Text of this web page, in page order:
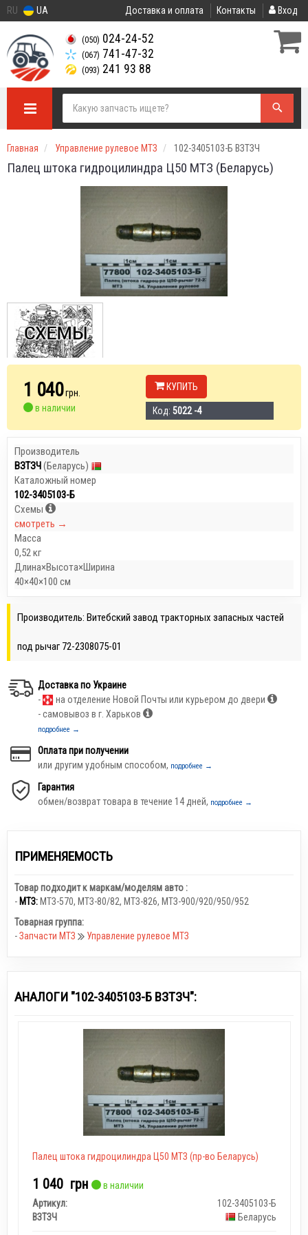
RU UA Доставка и оплата Контакты Вход
(050) 024-24-52
(067) 741-47-32
(093) 241 93 88
Главная Управление рулевое МТЗ 102-3405103-Б ВЗТЗЧ
Палец штока гидроцилиндра Ц50 МТЗ (Беларусь)
1 040грн.
в наличии
КУПИТЬ
Код: 5022 -4
Производитель
ВЗТЗЧ(Беларусь)
Каталожный номер
102-3405103-Б
Схемы
смотреть →
Масса
0,52 кг
Длина×Высота×Ширина
40×40×100 см
Производитель: Витебский завод тракторных запасных частей
под рычаг 72-2308075-01
Доставка по Украине
-
на отделение Новой Почты или курьером до двери
- самовывоз в г. Харьков
подробнее →
Оплата при получении
или другим удобным способом, подробнее →
Гарантия
обмен/возврат товара в течение 14 дней, подробнее →
ПРИМЕНЯЕМОСТЬ
Товар подходит к маркам/моделям авто :
- МТЗ:МТЗ-570, МТЗ-80/82, МТЗ-826, МТЗ-900/920/950/952
Товарная группа:
-Запчасти МТЗ Управление рулевое МТЗ
АНАЛОГИ "102-3405103-Б ВЗТЗЧ":
Палец штока гидроцилиндра Ц50 МТЗ (пр-во Беларусь)
1 040 грн
в наличии
Артикул:
102-3405103-Б
ВЗТЗЧ
Беларусь